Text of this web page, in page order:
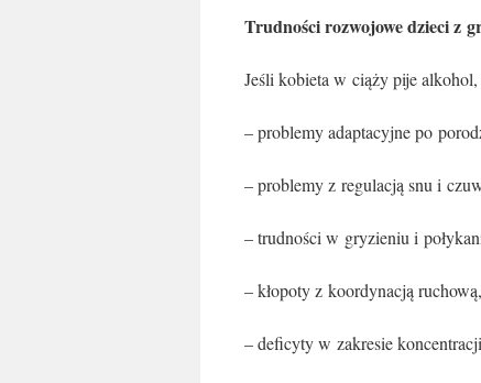
Trudności rozwojowe dzieci z
Jeśli kobieta w ciąży pije
– problemy adaptacyjne po
– problemy z regulacją snu i
– trudności w gryzieniu i
– kłopoty z koordynacją ruchową,
– deficyty w zakresie